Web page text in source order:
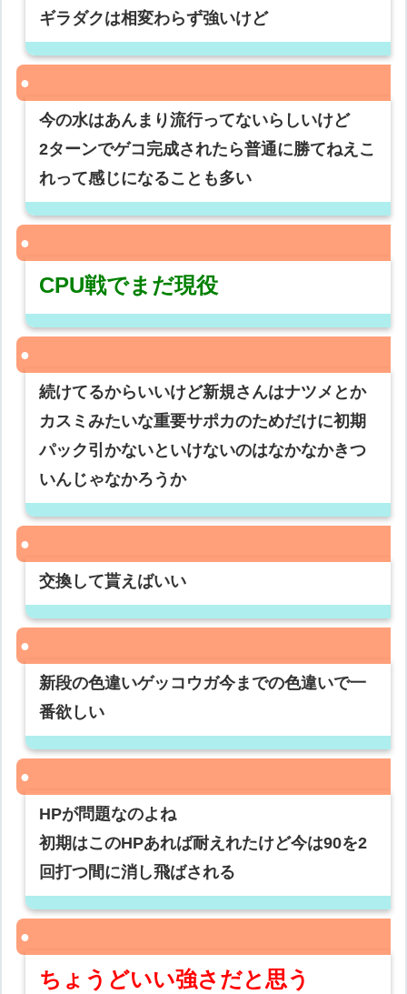
ギラダクは相変わらず強いけど
今の水はあんまり流行ってないらしいけど
2ターンでゲコ完成されたら普通に勝てねえこ
れって感じになることも多い
CPU戦でまだ現役
続けてるからいいけど新規さんはナツメとか
カスミみたいな重要サポカのためだけに初期
パック引かないといけないのはなかなかきつ
いんじゃなかろうか
交換して貰えばいい
新段の色違いゲッコウガ今までの色違いで一
番欲しい
HPが問題なのよね
初期はこのHPあれば耐えれたけど今は90を2
回打つ間に消し飛ばされる
ちょうどいい強さだと思う